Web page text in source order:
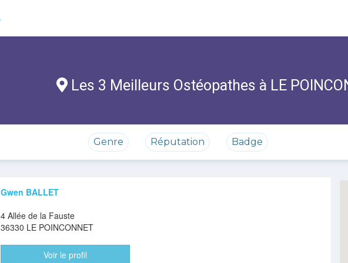
Les 3 Meilleurs Ostéopathes à LE
Genre Réputation Badge
Gwen BALLET
4 Allée de la Fauste
36330 LE POINCONNET
Voir le profil